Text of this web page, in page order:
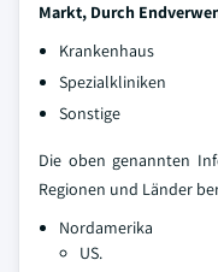
Markt, Durch
Krankenhaus
Spezialkliniken
Sonstige
Die oben genannten
Regionen und Länder
Nordamerika
US.